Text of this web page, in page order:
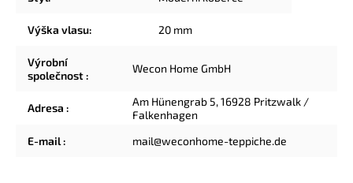
Výška vlasu: 20 mm
Výrobní
společnost:
Wecon Home GmbH
Adresa :
Am Hünengrab 5, 16928 Pritzwalk /
Falkenhagen
E-mail: mail@weconhome-teppiche.de